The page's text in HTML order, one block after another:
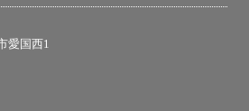
愛国西1